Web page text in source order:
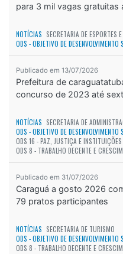
para 3 mil vagas gratuitas
NOTÍCIAS SECRETARIA DE ESPORTES
ODS - OBJETIVO DE DESENVOLVIMENTO
Publicado em 13/07/2026
Prefeitura de
concurso de 2023 até
NOTÍCIAS SECRETARIA DE
ODS - OBJETIVO DE DESENVOLVIMENTO
ODS 16 - PAZ, JUSTIÇA E INSTITUIÇÕES
ODS 8 - TRABALHO DECENTE E
Publicado em 31/07/2026
Caraguá a gosto 2026
79 pratos participantes
NOTÍCIAS SECRETARIA DE TURISMO
ODS - OBJETIVO DE DESENVOLVIMENTO
ODS 8 - TRABALHO DECENTE E